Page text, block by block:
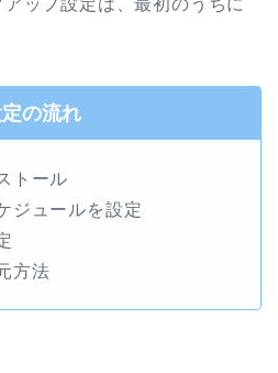
ップ設定は、最初のうちに
の流れ
トール
ジュールを設定
方法